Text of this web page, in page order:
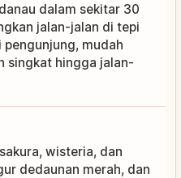
dalam sekitar 30
jalan-jalan di tepi
mudah
singkat hingga jalan-
wisteria, dan
dedaunan merah, dan